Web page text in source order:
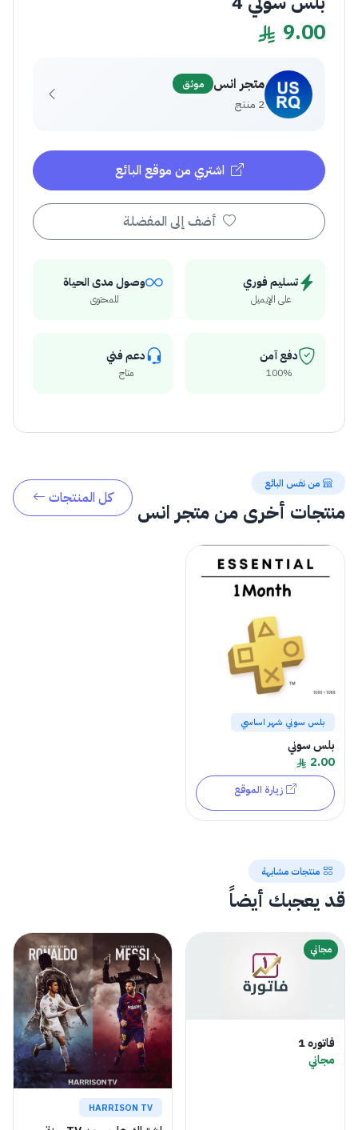
9.00
متجر انس موثق
2 منتج
اشتري من موقع البائع
أضف إلى المفضلة
تسليم فوري
على الإيميل
وصول مدى الحياة
للمحتوى
دفع آمن
100%
دعم فني
متاح
من نفس البائع
منتجات أخرى من متجر انس
كل المنتجات
بلس سوني شهر اساسي
بلس سوني
2.00
زيارة الموقع
منتجات مشابهة
قد يعجبك أيضاً
مجاني
فاتوره 1
مجاني
HARRISON TV